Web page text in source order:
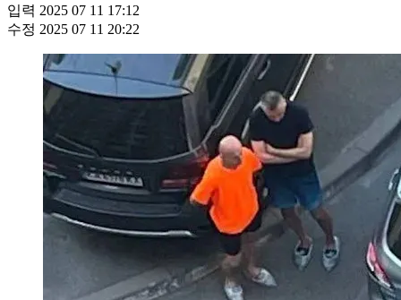
입력 2025 07 11 17:12
수정 2025 07 11 20:22